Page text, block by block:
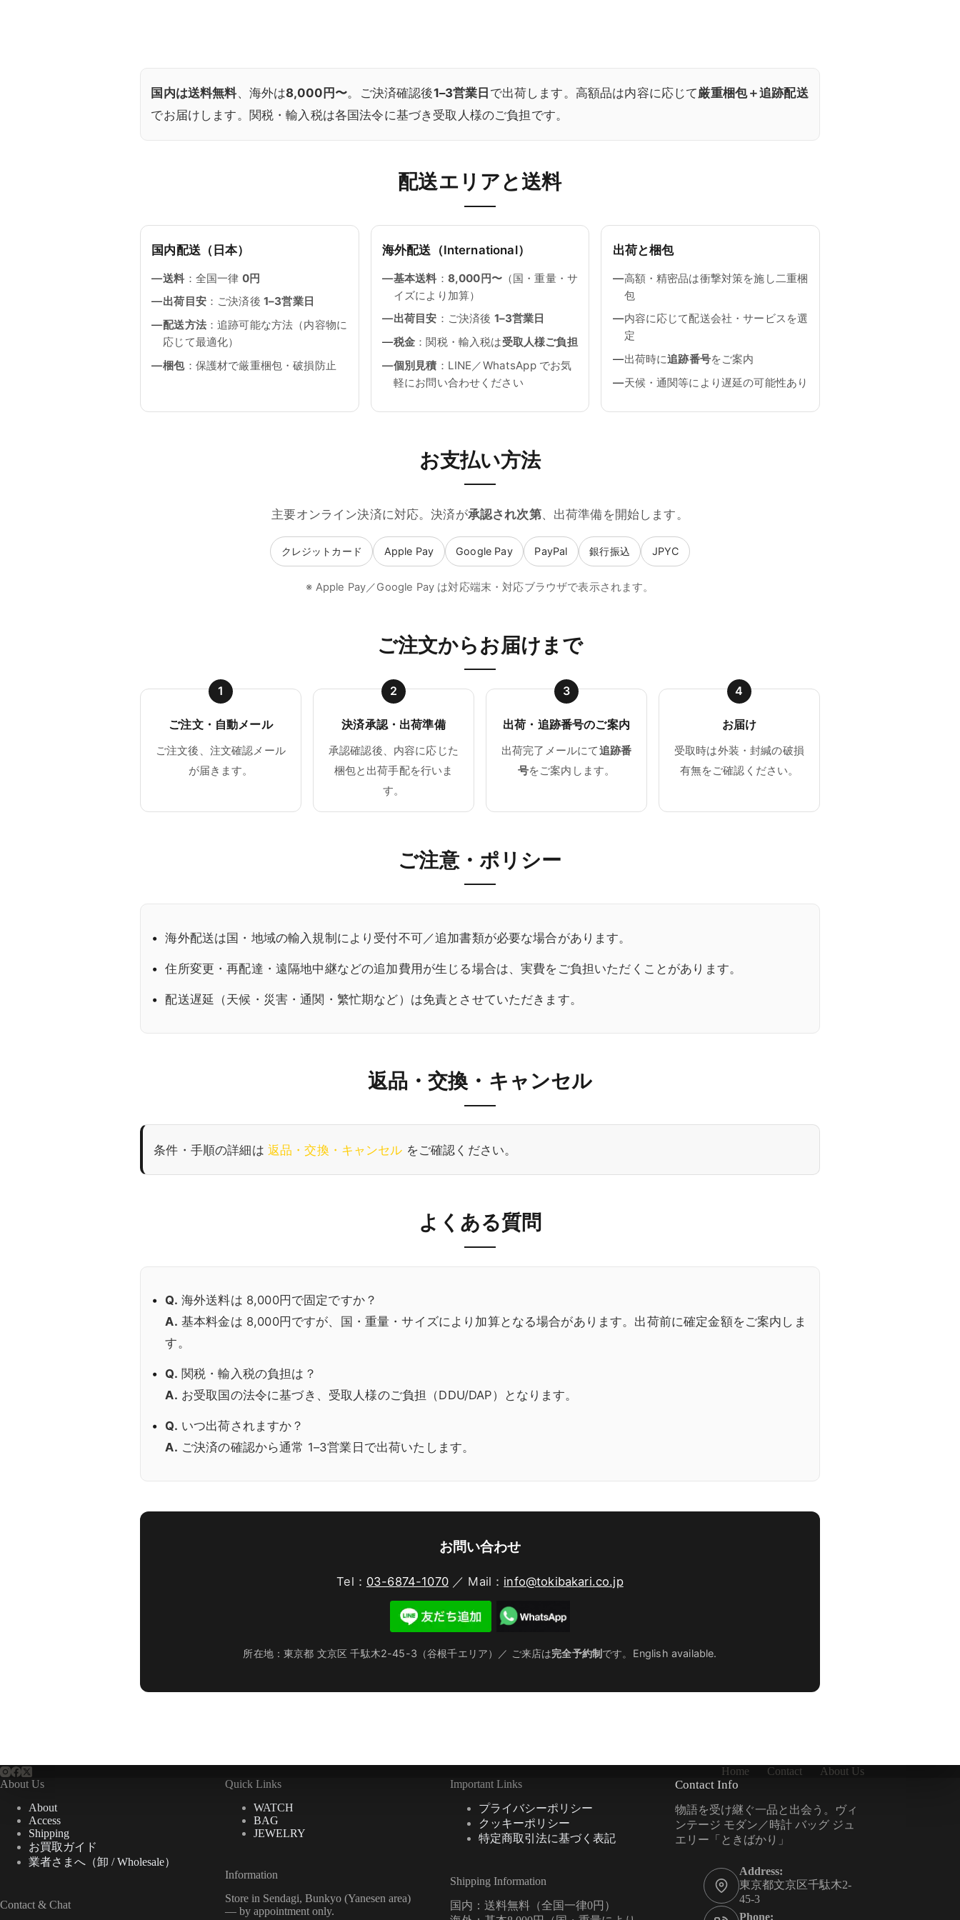
国内は送料無料、海外は8,000円〜。ご決済確認後1–3営業日 で出荷します。高額品は内容に応じて厳重梱包＋追跡配送
でお届けします。関税・輸入税は各国法令に基づき受取人様のご負担です。
配送エリアと送料
国内配送（日本）
送料 ：全国一律 0円
出荷目安：ご決済後 1–3営業日
配送方法：追跡可能な方法（内容物に
応じて最適化）
梱包：保護材で厳重梱包・破損防止
海外配送（International）
基本送料 ： 8,000円〜（国・重量・サ
イズにより加算）
出荷目安 ：ご決済後 1–3営業日
税金 ：関税・輸入税は受取人様ご負担
個別見積 ：LINE／WhatsApp でお気
軽にお問い合わせください
出荷と梱包
高額・精密品は衝撃対策を施し二重梱
包
内容に応じて配送会社・サービスを選
定
出荷時に追跡番号をご案内
天候・通関等により遅延の可能性あり
お支払い方法
主要オンライン決済に対応。決済が承認され次第、出荷準備を開始します。
クレジットカード Apple Pay Google Pay PayPal 銀行振込 JPYC
※ Apple Pay／Google Pay は対応端末・対応ブラウザで表示されます。
ご注文からお届けまで
1
ご注文・自動メール
ご注文後、注文確認メール
が届きます。
2
決済承認・出荷準備
承認確認後、内容に応じた
梱包と出荷手配を行いま
す。
3
出荷・追跡番号のご案内
出荷完了メールにて追跡番
号をご案内します。
4
お届け
受取時は外装・封緘の破損
有無をご確認ください。
ご注意・ポリシー
海外配送は国・地域の輸入規制により受付不可／追加書類が必要な場合があります。
住所変更・再配達・遠隔地中継などの追加費用が生じる場合は、実費をご負担いただくことがあります。
配送遅延（天候・災害・通関・繁忙期など）は免責とさせていただきます。
返品・交換・キャンセル
条件・手順の詳細は 返品・交換・キャンセル をご確認ください。
よくある質問
Q. 海外送料は 8,000円で固定ですか？
A. 基本料金は 8,000円ですが、国・重量・サイズにより加算となる場合があります。出荷前に確定金額をご案内しま
す。
Q. 関税・輸入税の負担は？
A. お受取国の法令に基づき、受取人様のご負担（DDU/DAP）となります。
Q. いつ出荷されますか？
A. ご決済の確認から通常 1–3営業日で出荷いたします。
お問い合わせ
Tel： 03-6874-1070／ Mail： info@tokibakari.co.jp
所在地：東京都 文京区 千駄木2-45-3（谷根千エリア）／ ご来店は完全予約制です。English available.
Home Contact
About Us
About Us
About
Access
Shipping
お買取ガイド
業者さまへ（卸 / Wholesale）
Contact & Chat
Quick Links
WATCH
BAG
JEWELRY
Information
Store in Sendagi, Bunkyo (Yanesen area)
— by appointment only.
Important Links
プライバシーポリシー
クッキーポリシー
特定商取引法に基づく表記
Shipping Information
国内：送料無料（全国一律0円）
Contact Info
物語を受け継ぐ一品と出会う。ヴィ
ンテージ モダン／時計 バッグ ジュ
エリー「ときばかり」
Address:
東京都文京区千駄木2-
45-3
Phone: